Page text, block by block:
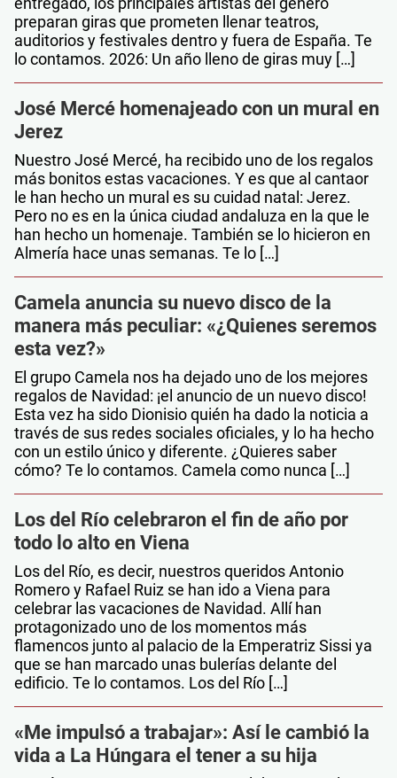
preparan giras que prometen llenar teatros,
auditorios y festivales dentro y fuera de España. Te
lo contamos. 2026: Un año lleno de giras muy […]
José Mercé homenajeado con un mural en
Jerez
Nuestro José Mercé, ha recibido uno de los regalos
más bonitos estas vacaciones. Y es que al cantaor
le han hecho un mural es su cuidad natal: Jerez.
Pero no es en la única ciudad andaluza en la que le
han hecho un homenaje. También se lo hicieron en
Almería hace unas semanas. Te lo […]
Camela anuncia su nuevo disco de la
manera más peculiar: «¿Quienes seremos
esta vez?»
El grupo Camela nos ha dejado uno de los mejores
regalos de Navidad: ¡el anuncio de un nuevo disco!
Esta vez ha sido Dionisio quién ha dado la noticia a
través de sus redes sociales oficiales, y lo ha hecho
con un estilo único y diferente. ¿Quieres saber
cómo? Te lo contamos. Camela como nunca […]
Los del Río celebraron el fin de año por
todo lo alto en Viena
Los del Río, es decir, nuestros queridos Antonio
Romero y Rafael Ruiz se han ido a Viena para
celebrar las vacaciones de Navidad. Allí han
protagonizado uno de los momentos más
flamencos junto al palacio de la Emperatriz Sissi ya
que se han marcado unas bulerías delante del
edificio. Te lo contamos. Los del Río […]
«Me impulsó a trabajar»: Así le cambió la
vida a La Húngara el tener a su hija